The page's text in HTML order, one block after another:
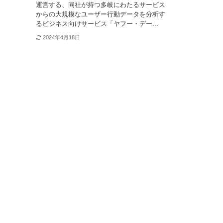
運営する、同社が持つ多岐にわたるサービス
からの大規模なユーザー行動データを分析す
るビジネス向けサービス「ヤフー・デー...
2024年4月18日